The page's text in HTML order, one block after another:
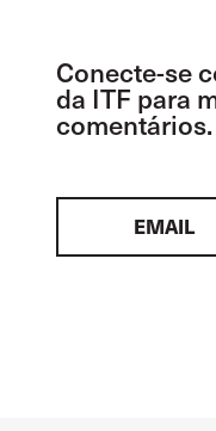
Conecte-se
da ITF para
comentários.
EMAIL